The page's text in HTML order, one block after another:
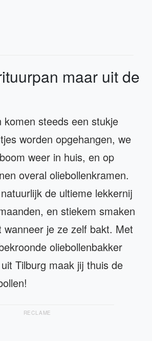
maar uit de
komen steeds een stukje
worden opgehangen, we
weer in huis, en op
overal oliebollenkramen.
de ultieme lekkernij
en stiekem smaken
wanneer je ze zelf bakt. Met
oliebollenbakker
Tilburg maak jij thuis de
RECLAME